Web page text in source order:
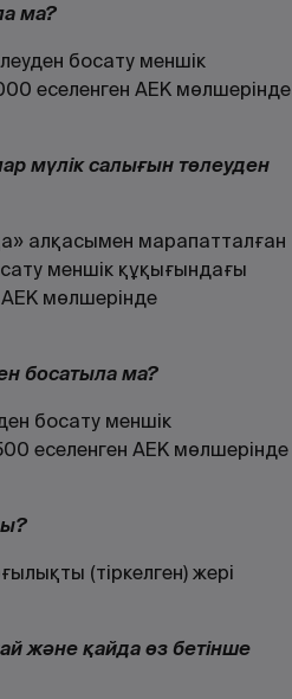
ма?
босату меншік
еселенген АЕК мөлшерінде
мүлік салығын төлеуден
алқасымен марапатталған
меншік құқығындағы
АЕК мөлшерінде
босатыла ма?
босату меншік
еселенген АЕК мөлшерінде
(тіркелген) жері
және қайда өз бетінше